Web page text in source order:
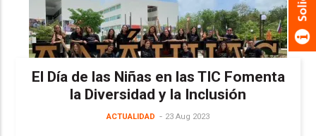
El Día de las Niñas en las TIC Fomenta
la Diversidad y la Inclusión
ACTUALIDAD 23 Aug 2023